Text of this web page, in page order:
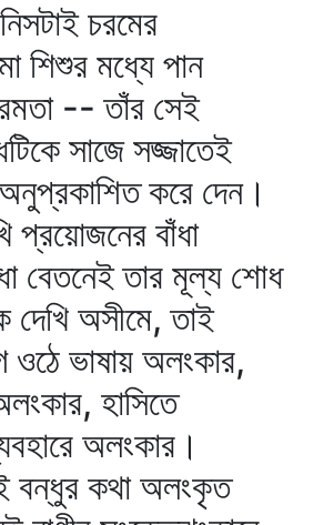
চরমের
শিশুর মধ্যে পান
-- তাঁর সেই
সাজে সজ্জাতেই
করে দেন।
প্রয়োজনের বাঁধা
বেতনেই তার মূল্য শোধ
অসীমে, তাই
ভাষায় অলংকার,
হাসিতে
অলংকার।
বন্ধুর কথা অলংকৃত